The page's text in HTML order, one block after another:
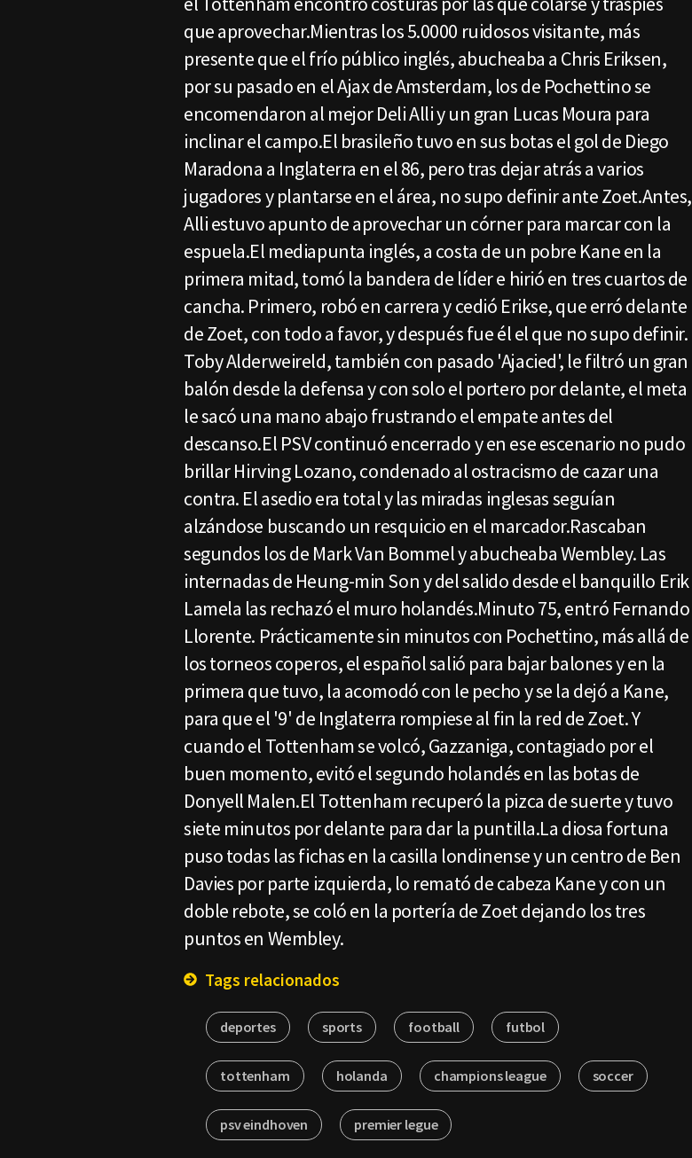
que aprovechar.Mientras los 5.0000 ruidosos visitante, más
presente que el frío público inglés, abucheaba a Chris Eriksen,
por su pasado en el Ajax de Amsterdam, los de Pochettino se
encomendaron al mejor Deli Alli y un gran Lucas Moura para
inclinar el campo.El brasileño tuvo en sus botas el gol de Diego
Maradona a Inglaterra en el 86, pero tras dejar atrás a varios
jugadores y plantarse en el área, no supo definir ante Zoet.Antes,
Alli estuvo apunto de aprovechar un córner para marcar con la
espuela.El mediapunta inglés, a costa de un pobre Kane en la
primera mitad, tomó la bandera de líder e hirió en tres cuartos de
cancha. Primero, robó en carrera y cedió Erikse, que erró delante
de Zoet, con todo a favor, y después fue él el que no supo definir.
Toby Alderweireld, también con pasado 'Ajacied', le filtró un gran
balón desde la defensa y con solo el portero por delante, el meta
le sacó una mano abajo frustrando el empate antes del
descanso.El PSV continuó encerrado y en ese escenario no pudo
brillar Hirving Lozano, condenado al ostracismo de cazar una
contra. El asedio era total y las miradas inglesas seguían
alzándose buscando un resquicio en el marcador.Rascaban
segundos los de Mark Van Bommel y abucheaba Wembley. Las
internadas de Heung-min Son y del salido desde el banquillo Erik
Lamela las rechazó el muro holandés.Minuto 75, entró Fernando
Llorente. Prácticamente sin minutos con Pochettino, más allá de
los torneos coperos, el español salió para bajar balones y en la
primera que tuvo, la acomodó con le pecho y se la dejó a Kane,
para que el '9' de Inglaterra rompiese al fin la red de Zoet. Y
cuando el Tottenham se volcó, Gazzaniga, contagiado por el
buen momento, evitó el segundo holandés en las botas de
Donyell Malen.El Tottenham recuperó la pizca de suerte y tuvo
siete minutos por delante para dar la puntilla.La diosa fortuna
puso todas las fichas en la casilla londinense y un centro de Ben
Davies por parte izquierda, lo remató de cabeza Kane y con un
doble rebote, se coló en la portería de Zoet dejando los tres
puntos en Wembley.
Tags relacionados
deportes sports football futbol
tottenham holanda champions league soccer
psv eindhoven premier legue